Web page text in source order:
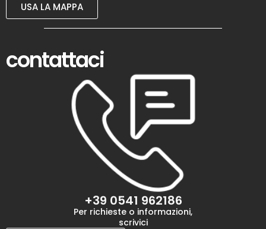
USA LA MAPPA
contattaci
+39 0541 962186
Per richieste o informazioni,
scrivici